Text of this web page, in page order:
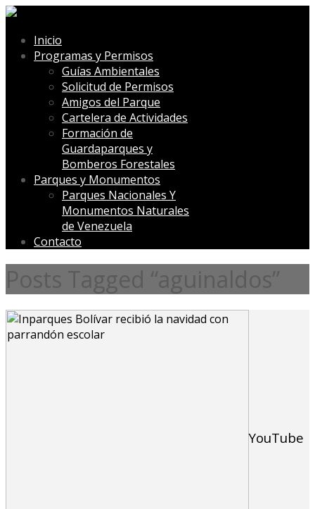
Inicio
Programas y Permisos
Guías Ambientales
Solicitud de Permisos
Amigos del Parque
Cartelera de Actividades
Formación de
Guardaparques y
Bomberos Forestales
Parques y Monumentos
Parques Nacionales Y
Monumentos Naturales
de Venezuela
Contacto
Posts Tagged “aguinaldos”
YouTube